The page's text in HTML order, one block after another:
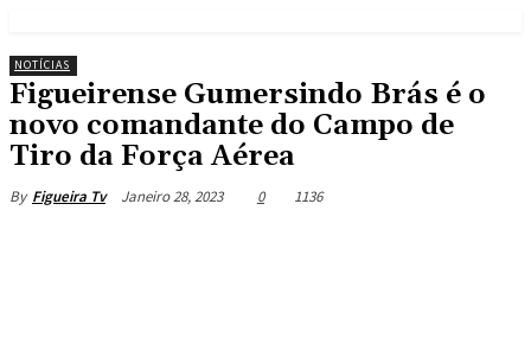
NOTÍCIAS
Figueirense Gumersindo Brás é o
novo comandante do Campo de
Tiro da Força Aérea
By Figueira Tv Janeiro 28, 2023 0 1136